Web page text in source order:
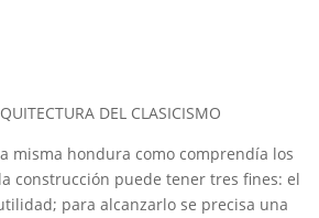
DEL CLASICISMO
misma hondura como comprendía los
construcción puede tener tres fines: el
para alcanzarlo se precisa una